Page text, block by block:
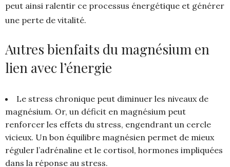
peut ainsi ralentir ce processus énergétique et générer
une perte de vitalité.
Autres bienfaits du magnésium en
lien avec l’énergie
Le stress chronique peut diminuer les niveaux de
magnésium. Or, un déficit en magnésium peut
renforcer les effets du stress, engendrant un cercle
vicieux. Un bon équilibre magnésien permet de mieux
réguler l’adrénaline et le cortisol, hormones impliquées
dans la réponse au stress.